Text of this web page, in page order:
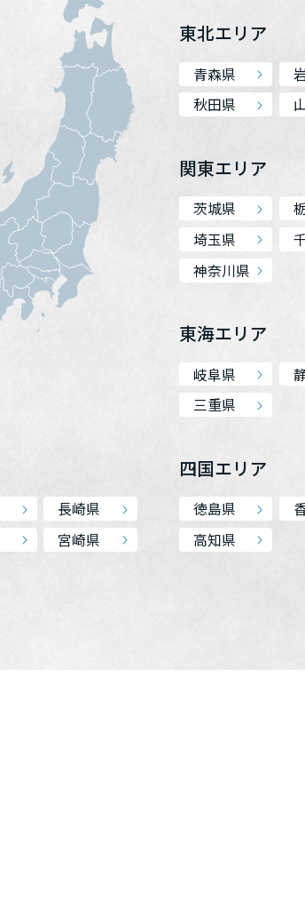
東北エリア
青森県
秋田県
関東エリア
茨城県
埼玉県
神奈川県
東海エリア
岐阜県
三重県
四国エリア
徳島県
高知県
長崎県
宮崎県